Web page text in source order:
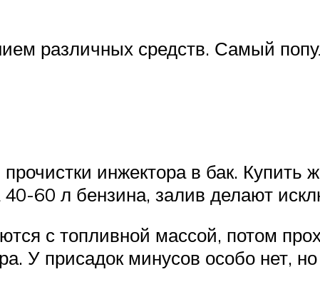
различных средств. Самый
инжектора в бак. Купить
60 л бензина, залив делают
с топливной массой, потом
У присадок минусов особо нет,